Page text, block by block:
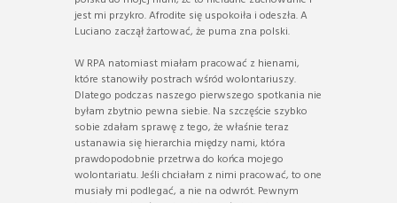
jest mi przykro. Afrodite się uspokoiła i odeszła. A
Luciano zaczął żartować, że puma zna polski.
W RPA natomiast miałam pracować z hienami,
które stanowiły postrach wśród wolontariuszy.
Dlatego podczas naszego pierwszego spotkania nie
byłam zbytnio pewna siebie. Na szczęście szybko
sobie zdałam sprawę z tego, że właśnie teraz
ustanawia się hierarchia między nami, która
prawdopodobnie przetrwa do końca mojego
wolontariatu. Jeśli chciałam z nimi pracować, to one
musiały mi podlegać, a nie na odwrót. Pewnym